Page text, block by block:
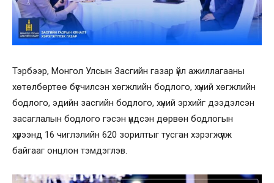
Тэрбээр, Монгол Улсын Засгийн газар үйл ажиллагааны
хөтөлбөртөө бүсчилсэн хөгжлийн бодлого, хүний хөгжлийн
бодлого, эдийн засгийн бодлого, хүний эрхийг дээдэлсэн
засаглалын бодлого гэсэн үндсэн дөрвөн бодлогын
хүрээнд 16 чиглэлийн 620 зорилтыг тусган хэрэгжүүлж
байгааг онцлон тэмдэглэв.